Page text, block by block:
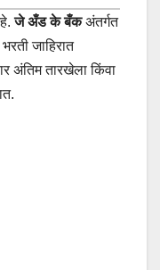
जे अँड के बँकअंतर्गत
जाहिरात
अंतिम तारखेला किंवा